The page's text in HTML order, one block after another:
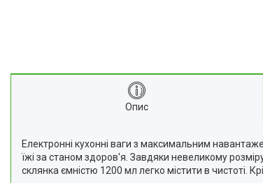
Опис
Електронні кухонні ваги з максимальним
їжі за станом здоров'я. Завдяки невеликому
склянка ємністю 1200 мл легко містити в чистоті.